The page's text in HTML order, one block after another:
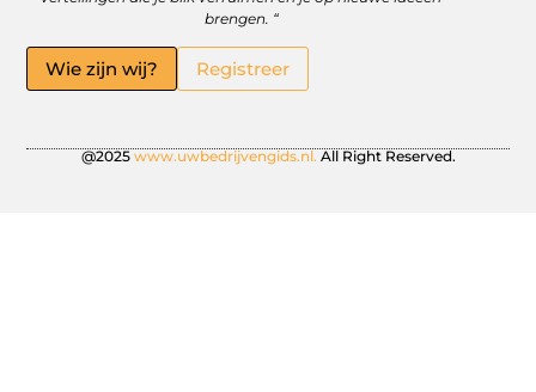
brengen. “
Wie zijn wij? Registreer
@2025 www.uwbedrijvengids.nl. All Right Reserved.